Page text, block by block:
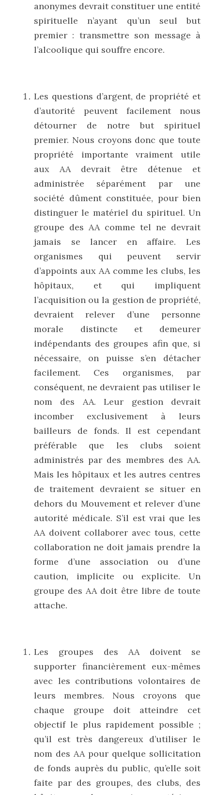
anonymes devrait constituer une entité
spirituelle n’ayant qu’un seul but
premier : transmettre son message à
l’alcoolique qui souffre encore.
Les questions d’argent, de propriété et
d’autorité peuvent facilement nous
détourner de notre but spirituel
premier. Nous croyons donc que toute
propriété importante vraiment utile
aux AA devrait être détenue et
administrée séparément par une
société dûment constituée, pour bien
distinguer le matériel du spirituel. Un
groupe des AA comme tel ne devrait
jamais se lancer en affaire. Les
organismes qui peuvent servir
d’appoints aux AA comme les clubs, les
hôpitaux, et qui impliquent
l’acquisition ou la gestion de propriété,
devraient relever d’une personne
morale distincte et demeurer
indépendants des groupes afin que, si
nécessaire, on puisse s’en détacher
facilement. Ces organismes, par
conséquent, ne devraient pas utiliser le
nom des AA. Leur gestion devrait
incomber exclusivement à leurs
bailleurs de fonds. Il est cependant
préférable que les clubs soient
administrés par des membres des AA.
Mais les hôpitaux et les autres centres
de traitement devraient se situer en
dehors du Mouvement et relever d’une
autorité médicale. S’il est vrai que les
AA doivent collaborer avec tous, cette
collaboration ne doit jamais prendre la
forme d’une association ou d’une
caution, implicite ou explicite. Un
groupe des AA doit être libre de toute
attache.
Les groupes des AA doivent se
supporter financièrement eux-mêmes
avec les contributions volontaires de
leurs membres. Nous croyons que
chaque groupe doit atteindre cet
objectif le plus rapidement possible ;
qu’il est très dangereux d’utiliser le
nom des AA pour quelque sollicitation
de fonds auprès du public, qu’elle soit
faite par des groupes, des clubs, des